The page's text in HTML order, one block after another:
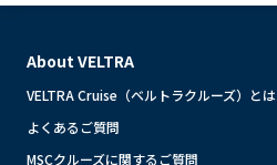
About VELTRA
VELTRA Cruise（ベルトラクルーズ）とは
よくあるご質問
MSCクルーズに関するご質問